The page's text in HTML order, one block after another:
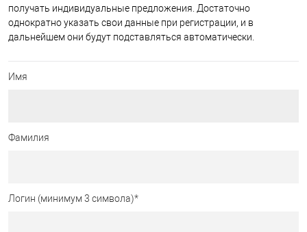
получать индивидуальные предложения. Достаточно
однократно указать свои данные при регистрации, и в
дальнейшем они будут подставляться автоматически.
Имя
Фамилия
Логин (минимум 3 символа)*